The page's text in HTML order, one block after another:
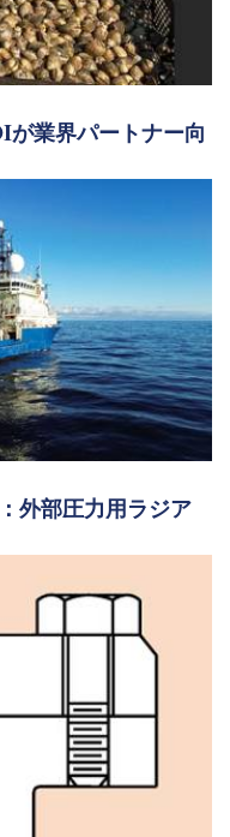
業界パートナー向
外部圧力用ラジア